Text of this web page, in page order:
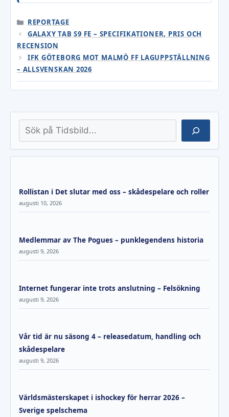
KATEGORIER
REPORTAGE
GALAXY TAB S9 FE – SPECIFIKATIONER, PRIS OCH
RECENSION
IFK GÖTEBORG MOT MALMÖ FF LAGUPPSTÄLLNING
– ALLSVENSKAN 2026
Sök
Rollistan i Det slutar med oss – skådespelare och roller
augusti 10, 2026
Medlemmar av The Pogues – punklegendens historia
augusti 9, 2026
Internet fungerar inte trots anslutning – Felsökning
augusti 9, 2026
Vår tid är nu säsong 4 – releasedatum, handling och
skådespelare
augusti 9, 2026
Världsmästerskapet i ishockey för herrar 2026 –
Sverige spelschema